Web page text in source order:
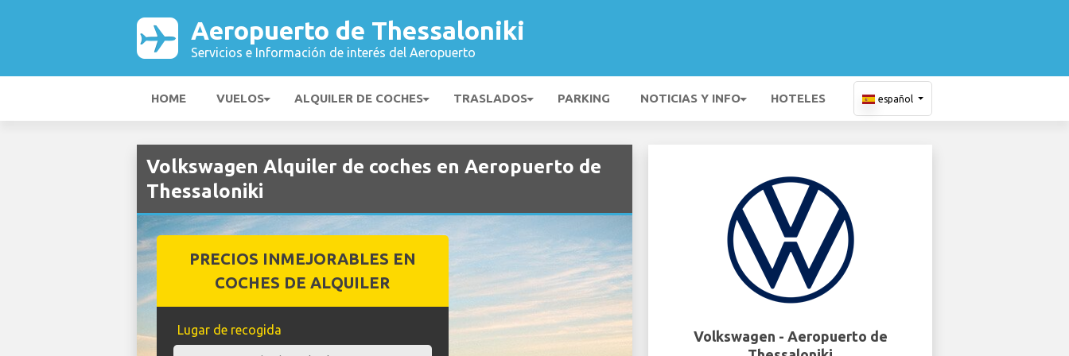
Aeropuerto de Thessaloniki
Servicios e Información de interés del Aeropuerto
HOME VUELOS ALQUILER DE COCHES TRASLADOS PARKING NOTICIAS Y INFO HOTELES español
Volkswagen Alquiler de coches en Aeropuerto de
Thessaloniki
PRECIOS INMEJORABLES EN
COCHES DE ALQUILER
Lugar de recogida
Volkswagen - Aeropuerto de